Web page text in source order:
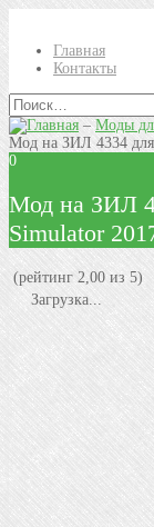
Главная
Контакты
–Моды
Мод на ЗИЛ 4334
0
Мод на ЗИЛ
Simulator
(рейтинг 2,00 из 5)
Загрузка...